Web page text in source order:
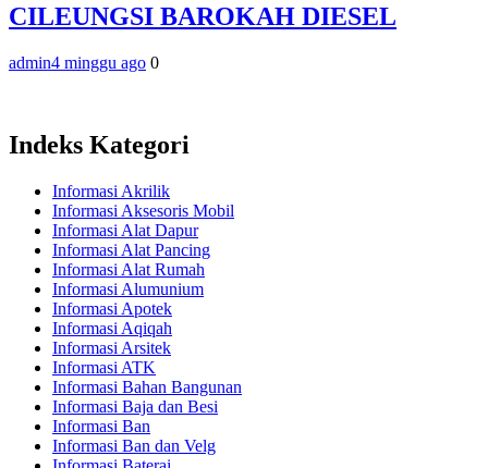
CILEUNGSI BAROKAH DIESEL
admin4 minggu ago 0
Indeks Kategori
Informasi Akrilik
Informasi Aksesoris Mobil
Informasi Alat Dapur
Informasi Alat Pancing
Informasi Alat Rumah
Informasi Alumunium
Informasi Apotek
Informasi Aqiqah
Informasi Arsitek
Informasi ATK
Informasi Bahan Bangunan
Informasi Baja dan Besi
Informasi Ban
Informasi Ban dan Velg